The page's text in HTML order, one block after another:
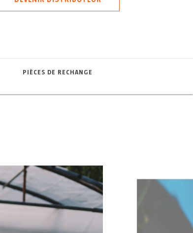
PIÈCES DE RECHANGE